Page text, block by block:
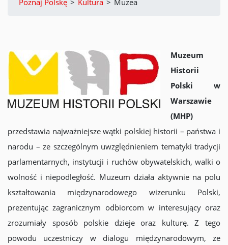
Poznaj Polskę > Kultura > Muzea
Muzeum
Historii
Polski w
Warszawie
(MHP)
przedstawia najważniejsze wątki polskiej historii – państwa i
narodu – ze szczególnym uwzględnieniem tematyki tradycji
parlamentarnych, instytucji i ruchów obywatelskich, walki o
wolność i niepodległość. Muzeum działa aktywnie na polu
kształtowania międzynarodowego wizerunku Polski,
prezentując zagranicznym odbiorcom w interesujący oraz
zrozumiały sposób polskie dzieje oraz kulturę. Z tego
powodu uczestniczy w dialogu międzynarodowym, ze